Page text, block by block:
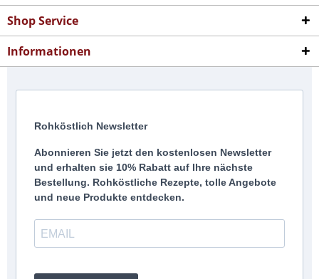
Shop Service
Informationen
Rohköstlich Newsletter
Abonnieren Sie jetzt den kostenlosen Newsletter
und erhalten sie 10% Rabatt auf Ihre nächste
Bestellung. Rohköstliche Rezepte, tolle Angebote
und neue Produkte entdecken.